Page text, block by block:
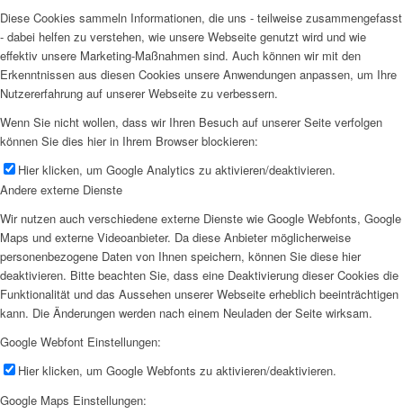
Diese Cookies sammeln Informationen, die uns - teilweise zusammengefasst
- dabei helfen zu verstehen, wie unsere Webseite genutzt wird und wie
effektiv unsere Marketing-Maßnahmen sind. Auch können wir mit den
Erkenntnissen aus diesen Cookies unsere Anwendungen anpassen, um Ihre
Nutzererfahrung auf unserer Webseite zu verbessern.
Wenn Sie nicht wollen, dass wir Ihren Besuch auf unserer Seite verfolgen
können Sie dies hier in Ihrem Browser blockieren:
Hier klicken, um Google Analytics zu aktivieren/deaktivieren.
Andere externe Dienste
Wir nutzen auch verschiedene externe Dienste wie Google Webfonts, Google
Maps und externe Videoanbieter. Da diese Anbieter möglicherweise
personenbezogene Daten von Ihnen speichern, können Sie diese hier
deaktivieren. Bitte beachten Sie, dass eine Deaktivierung dieser Cookies die
Funktionalität und das Aussehen unserer Webseite erheblich beeinträchtigen
kann. Die Änderungen werden nach einem Neuladen der Seite wirksam.
Google Webfont Einstellungen:
Hier klicken, um Google Webfonts zu aktivieren/deaktivieren.
Google Maps Einstellungen: